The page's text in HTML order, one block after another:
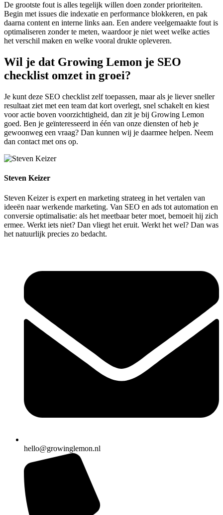
De grootste fout is alles tegelijk willen doen zonder prioriteiten.
Begin met issues die indexatie en performance blokkeren, en pak
daarna content en interne links aan. Een andere veelgemaakte fout is
optimaliseren zonder te meten, waardoor je niet weet welke acties
het verschil maken en welke vooral drukte opleveren.
Wil je dat Growing Lemon je SEO
checklist omzet in groei?
Je kunt deze SEO checklist zelf toepassen, maar als je liever sneller
resultaat ziet met een team dat kort overlegt, snel schakelt en kiest
voor actie boven voorzichtigheid, dan zit je bij Growing Lemon
goed. Ben je geïnteresseerd in één van onze diensten of heb je
gewoonweg een vraag? Dan kunnen wij je daarmee helpen. Neem
dan contact met ons op.
Steven Keizer
Steven Keizer is expert en marketing strateeg in het vertalen van
ideeën naar werkende marketing. Van SEO en ads tot automation en
conversie optimalisatie: als het meetbaar beter moet, bemoeit hij zich
ermee. Werkt iets niet? Dan vliegt het eruit. Werkt het wel? Dan was
het natuurlijk precies zo bedacht.
hello@growinglemon.nl